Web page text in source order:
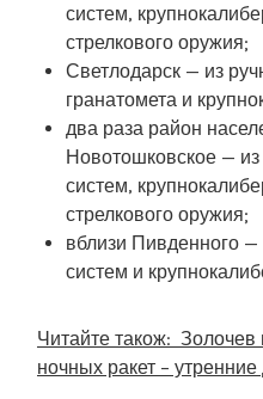
систем,
стрелкового оружия;
Светлодарск — из
гранатомета и
два раза район
Новотошковское —
систем,
стрелкового оружия;
вблизи Пивденного —
систем и
Читайте також: Золочев
ночных ракет –